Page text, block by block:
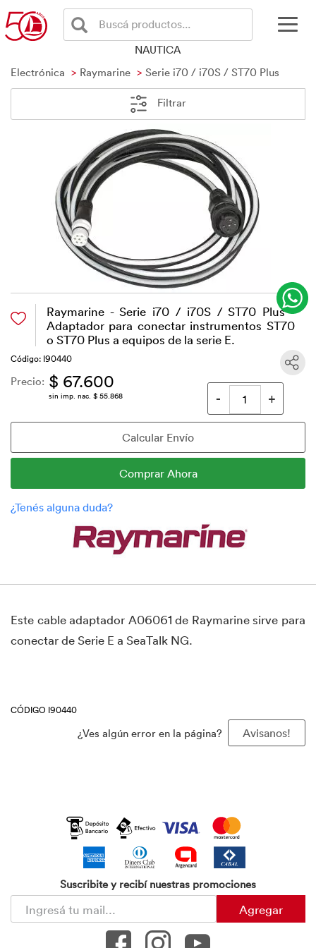
Buscá productos...
NAUTICA
Electrónica
Raymarine Serie i70 / i70S / ST70 Plus
Filtrar
Raymarine - Serie i70 / i70S / ST70 Plus -
Adaptador para conectar instrumentos ST70
o ST70 Plus a equipos de la serie E.
Código: I90440
Precio: $ 67.600
sin imp. nac. $ 55.868
Este cable adaptador A06061 de Raymarine sirve para
conectar de Serie E a SeaTalk NG.
CÓDIGO I90440
¿Ves algún error en la página? Avisanos!
Suscribite y recibí nuestras promociones
Agregar